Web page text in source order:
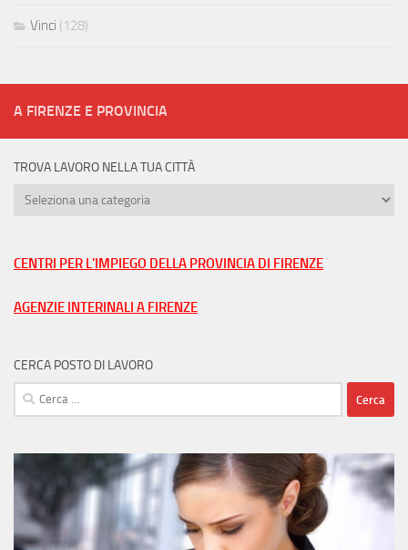
Vinci (128)
A FIRENZE E PROVINCIA
TROVA LAVORO NELLA TUA CITTÀ
Trova
tua
CENTRI PER L'IMPIEGO DELLA PROVINCIA DI FIRENZE
AGENZIE INTERINALI A FIRENZE
CERCA POSTO DI LAVORO
Ricerca
per: